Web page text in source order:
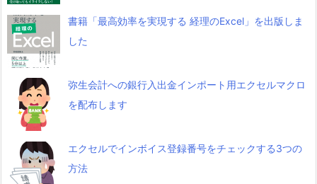
書籍「最高効率を実現する 経理のExcel」を出版しま
した
弥生会計への銀行入出金インポート用エクセルマクロ
を配布します
エクセルでインボイス登録番号をチェックする3つの
方法